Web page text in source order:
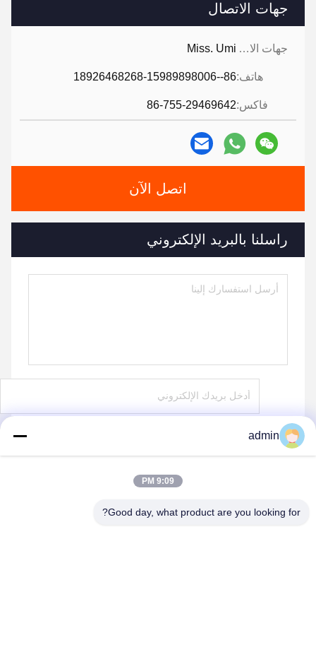
جهات الاتصال
جهات الاتصال: Miss. Umi
هاتف:86--18926468268-15989898006
فاكس:86-755-29469642
اتصل الآن
راسلنا بالبريد الإلكتروني
يرسل
admin
9:09 PM
Good day, what product are you looking for?